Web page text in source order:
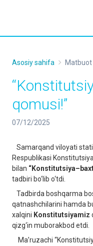
Asosiy sahifa
qomusi!”
07/12/2025
Samarqand viloyati
Respublikasi
bilan
tadbiri bo‘lib o‘tdi.
Tadbirda boshqarma
qatnashchilarini hamda
xalqini Konstitutsiyamiz
qizg‘in muborakbod etdi.
Ma’ruzachi